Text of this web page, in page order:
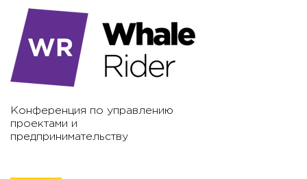
Конференция по управлению
проектами и
предпринимательству